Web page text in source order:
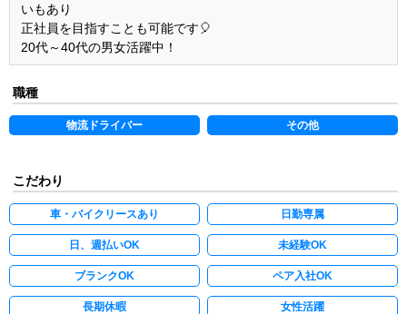
いもあり
正社員を目指すことも可能です🎈
20代～40代の男女活躍中！
職種
物流ドライバー その他
こだわり
車・バイクリースあり 日勤専属
日、週払いOK 未経験OK
ブランクOK ペア入社OK
長期休暇 女性活躍